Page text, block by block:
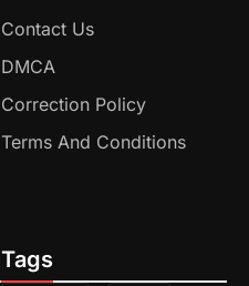
Contact Us
DMCA
Correction Policy
Terms And Conditions
Tags